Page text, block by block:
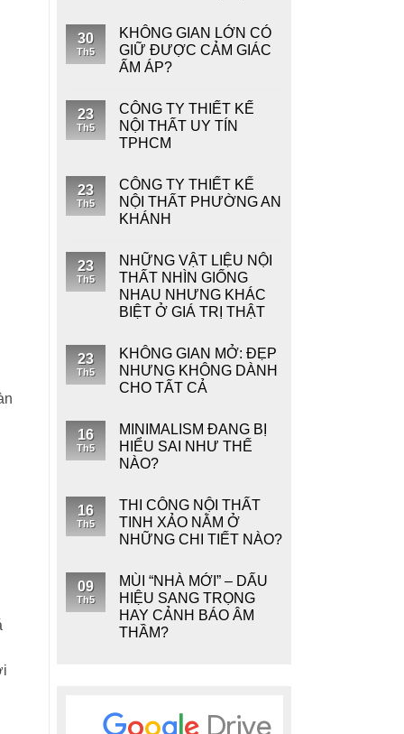
30
Th5
KHÔNG GIAN LỚN CÓ
GIỮ ĐƯỢC CẢM GIÁC
ẤM ÁP?
23
Th5
CÔNG TY THIẾT KẾ
NỘI THẤT UY TÍN
TPHCM
23
Th5
CÔNG TY THIẾT KẾ
NỘI THẤT PHƯỜNG AN
KHÁNH
23
Th5
NHỮNG VẬT LIỆU NỘI
THẤT NHÌN GIỐNG
NHAU NHƯNG KHÁC
BIỆT Ở GIÁ TRỊ THẬT
23
Th5
KHÔNG GIAN MỞ: ĐẸP
NHƯNG KHÔNG DÀNH
CHO TẤT CẢ
16
Th5
MINIMALISM ĐANG BỊ
HIỂU SAI NHƯ THẾ
NÀO?
16
Th5
THI CÔNG NỘI THẤT
TINH XẢO NẰM Ở
NHỮNG CHI TIẾT NÀO?
09
Th5
MÙI “NHÀ MỚI” – DẤU
HIỆU SANG TRỌNG
HAY CẢNH BÁO ÂM
THẦM?